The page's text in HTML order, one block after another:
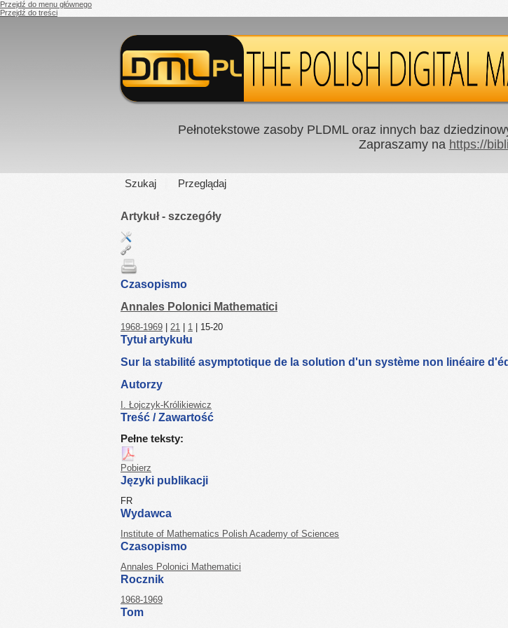
Przejdź do menu głównego
Przejdź do treści
Pełnotekstowe zasoby PLDML oraz innych baz
Zapraszamy na https://
Szukaj Przeglądaj
Artykuł - szczegóły
Czasopismo
Annales Polonici Mathematici
1968-1969 21 1 | 15-20
Tytuł artykułu
Sur la stabilité asymptotique de la solution d'un système non linéaire
Autorzy
I. Łojczyk-Królikiewicz
Treść / Zawartość
Pełne teksty:
Pobierz
Języki publikacji
FR
Wydawca
Institute of Mathematics Polish Academy of Sciences
Czasopismo
Annales Polonici Mathematici
Rocznik
1968-1969
Tom